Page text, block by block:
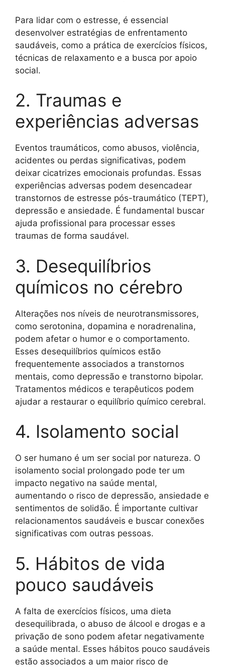
Para lidar com o estresse, é essencial
desenvolver estratégias de enfrentamento
saudáveis, como a prática de exercícios físicos,
técnicas de relaxamento e a busca por apoio
social.
2. Traumas e
experiências adversas
Eventos traumáticos, como abusos, violência,
acidentes ou perdas significativas, podem
deixar cicatrizes emocionais profundas. Essas
experiências adversas podem desencadear
transtornos de estresse pós-traumático (TEPT),
depressão e ansiedade. É fundamental buscar
ajuda profissional para processar esses
traumas de forma saudável.
3. Desequilíbrios
químicos no cérebro
Alterações nos níveis de neurotransmissores,
como serotonina, dopamina e noradrenalina,
podem afetar o humor e o comportamento.
Esses desequilíbrios químicos estão
frequentemente associados a transtornos
mentais, como depressão e transtorno bipolar.
Tratamentos médicos e terapêuticos podem
ajudar a restaurar o equilíbrio químico cerebral.
4. Isolamento social
O ser humano é um ser social por natureza. O
isolamento social prolongado pode ter um
impacto negativo na saúde mental,
aumentando o risco de depressão, ansiedade e
sentimentos de solidão. É importante cultivar
relacionamentos saudáveis e buscar conexões
significativas com outras pessoas.
5. Hábitos de vida
pouco saudáveis
A falta de exercícios físicos, uma dieta
desequilibrada, o abuso de álcool e drogas e a
privação de sono podem afetar negativamente
a saúde mental. Esses hábitos pouco saudáveis
estão associados a um maior risco de